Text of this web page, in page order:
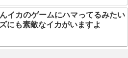
イカのゲームにハマってるみたい
にも素敵なイカがいますよ